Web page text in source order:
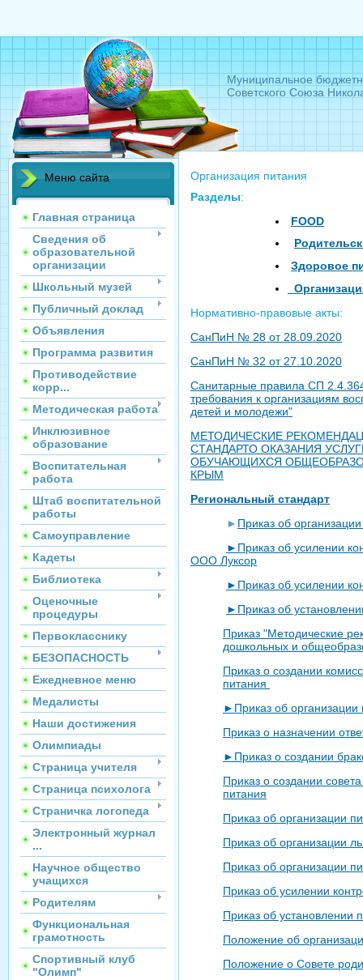
Муниципальное
Советского Союза
Меню сайта
Главная страница
Сведения об
образовательной
организации
Школьный музей
Публичный доклад
Объявления
Программа развития
Противодействие
корр...
Методическая работа
Инклюзивное
образование
Воспитательная
работа
Штаб воспитательной
работы
Самоуправление
Кадеты
Библиотека
Оценочные
процедуры
Первокласснику
БЕЗОПАСНОСТЬ
Ежедневное меню
Медалисты
Наши достижения
Олимпиады
Страница учителя
Страница психолога
Страничка логопеда
Электронный журнал
...
Научное общество
учащихся
Родителям
Функциональная
грамотность
Спортивный клуб
"Олимп"
Организация питания
Разделы:
FOOD
Здоровое
Нормативно-правовые акты:
СанПиН № 28 от 28.09.2020
СанПиН № 32 от 27.10.2020
Санитарные правила СП
требования к организациям
детей и молодежи"
МЕТОДИЧЕСКИЕ
СТАНДАРТО ОКАЗАНИЯ
ОБУЧАЮЩИХСЯ
КРЫМ
Региональный стандарт
► Приказ об
►Приказ об усилении
ООО Луксор
►Приказ об усилении
►Приказ об
Приказ "Методические
дошкольных и
Приказ о создании
питания
►Приказ об
Приказ о назначении
►Приказ о создании
Приказ о создании
питания
Приказ об организации
Приказ об организации
Приказ об организации
Приказ об усилении
Приказ об установлении
Положение об
Положение о Совете